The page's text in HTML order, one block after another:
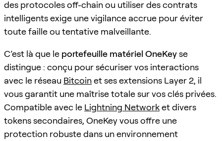
des protocoles off-chain ou utiliser des contrats
intelligents exige une vigilance accrue pour éviter
toute faille ou tentative malveillante.
C’est là que le portefeuille matériel OneKeyse
distingue : conçu pour sécuriser vos interactions
avec le réseau Bitcoinet ses extensions Layer 2, il
vous garantit une maîtrise totale sur vos clés privées.
Compatible avec le Lightning Networket divers
tokens secondaires, OneKey vous offre une
protection robuste dans un environnement